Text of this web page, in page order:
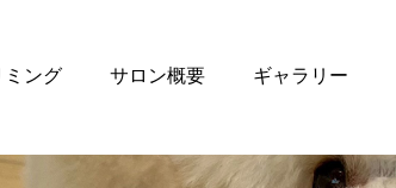
ミング サロン概要 ギャラリー